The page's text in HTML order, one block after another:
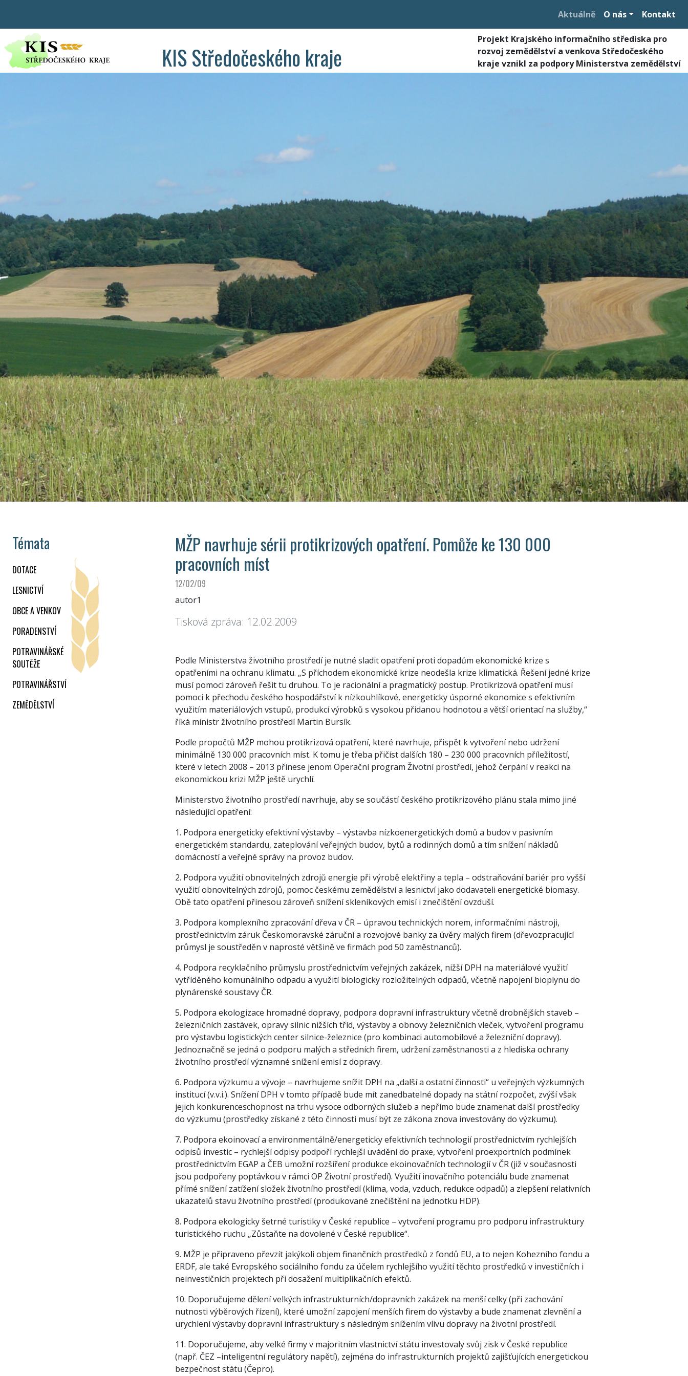
Aktuálně O nás Kontakt
KIS Středočeského kraje
Projekt Krajského informačního střediska pro
rozvoj zemědělství a venkova Středočeského
kraje vznikl za podpory Ministerstva zemědělství
Témata
DOTACE
LESNICTVÍ
OBCE A VENKOV
PORADENSTVÍ
POTRAVINÁŘSKÉ
SOUTĚŽE
POTRAVINÁŘSTVÍ
ZEMĚDĚLSTVÍ
MŽP navrhuje sérii protikrizových opatření. Pomůže ke 130 000
pracovních míst
12/02/09
autor1
Tisková zpráva: 12.02.2009
Podle Ministerstva životního prostředí je nutné sladit opatření proti dopadům ekonomické krize s
opatřeními na ochranu klimatu. „S příchodem ekonomické krize neodešla krize klimatická. Řešení jedné krize
musí pomoci zároveň řešit tu druhou. To je racionální a pragmatický postup. Protikrizová opatření musí
pomoci k přechodu českého hospodářství k nízkouhlíkové, energeticky úsporné ekonomice s efektivním
využitím materiálových vstupů, produkcí výrobků s vysokou přidanou hodnotou a větší orientací na služby,“
říká ministr životního prostředí Martin Bursík.
Podle propočtů MŽP mohou protikrizová opatření, které navrhuje, přispět k vytvoření nebo udržení
minimálně 130 000 pracovních míst. K tomu je třeba přičíst dalších 180 – 230 000 pracovních příležitostí,
které v letech 2008 – 2013 přinese jenom Operační program Životní prostředí, jehož čerpání v reakci na
ekonomickou krizi MŽP ještě urychlí.
Ministerstvo životního prostředí navrhuje, aby se součástí českého protikrizového plánu stala mimo jiné
následující opatření:
1. Podpora energeticky efektivní výstavby – výstavba nízkoenergetických domů a budov v pasivním
energetickém standardu, zateplování veřejných budov, bytů a rodinných domů a tím snížení nákladů
domácností a veřejné správy na provoz budov.
2. Podpora využití obnovitelných zdrojů energie při výrobě elektřiny a tepla – odstraňování bariér pro vyšší
využití obnovitelných zdrojů, pomoc českému zemědělství a lesnictví jako dodavateli energetické biomasy.
Obě tato opatření přinesou zároveň snížení skleníkových emisí i znečištění ovzduší.
3. Podpora komplexního zpracování dřeva v ČR – úpravou technických norem, informačními nástroji,
prostřednictvím záruk Českomoravské záruční a rozvojové banky za úvěry malých firem (dřevozpracující
průmysl je soustředěn v naprosté většině ve firmách pod 50 zaměstnanců).
4. Podpora recyklačního průmyslu prostřednictvím veřejných zakázek, nižší DPH na materiálové využití
vytříděného komunálního odpadu a využití biologicky rozložitelných odpadů, včetně napojení bioplynu do
plynárenské soustavy ČR.
5. Podpora ekologizace hromadné dopravy, podpora dopravní infrastruktury včetně drobnějších staveb –
železničních zastávek, opravy silnic nižších tříd, výstavby a obnovy železničních vleček, vytvoření programu
pro výstavbu logistických center silnice-železnice (pro kombinaci automobilové a železniční dopravy).
Jednoznačně se jedná o podporu malých a středních firem, udržení zaměstnanosti a z hlediska ochrany
životního prostředí významné snížení emisí z dopravy.
6. Podpora výzkumu a vývoje – navrhujeme snížit DPH na „další a ostatní činnosti“ u veřejných výzkumných
institucí (v.v.i.). Snížení DPH v tomto případě bude mít zanedbatelné dopady na státní rozpočet, zvýší však
jejich konkurenceschopnost na trhu vysoce odborných služeb a nepřímo bude znamenat další prostředky
do výzkumu (prostředky získané z této činnosti musí být ze zákona znova investovány do výzkumu).
7. Podpora ekoinovací a environmentálně/energeticky efektivních technologií prostřednictvím rychlejších
odpisů investic – rychlejší odpisy podpoří rychlejší uvádění do praxe, vytvoření proexportních podmínek
prostřednictvím EGAP a ČEB umožní rozšíření produkce ekoinovačních technologií v ČR (již v současnosti
jsou podpořeny poptávkou v rámci OP Životní prostředí). Využití inovačního potenciálu bude znamenat
přímé snížení zatížení složek životního prostředí (klima, voda, vzduch, redukce odpadů) a zlepšení relativních
ukazatelů stavu životního prostředí (produkované znečištění na jednotku HDP).
8. Podpora ekologicky šetrné turistiky v České republice – vytvoření programu pro podporu infrastruktury
turistického ruchu „Zůstaňte na dovolené v České republice“.
9. MŽP je připraveno převzít jakýkoli objem finančních prostředků z fondů EU, a to nejen Kohezního fondu a
ERDF, ale také Evropského sociálního fondu za účelem rychlejšího využití těchto prostředků v investičních i
neinvestičních projektech při dosažení multiplikačních efektů.
10. Doporučujeme dělení velkých infrastrukturních/dopravních zakázek na menší celky (při zachování
nutnosti výběrových řízení), které umožní zapojení menších firem do výstavby a bude znamenat zlevnění a
urychlení výstavby dopravní infrastruktury s následným snížením vlivu dopravy na životní prostředí.
11. Doporučujeme, aby velké firmy v majoritním vlastnictví státu investovaly svůj zisk v České republice
(např. ČEZ –inteligentní regulátory napětí), zejména do infrastrukturních projektů zajišťujících energetickou
bezpečnost státu (Čepro).